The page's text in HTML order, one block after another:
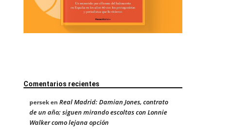
Comentarios recientes
perseken Real Madrid: Damian Jones, contrato
de un año; siguen mirando escoltas con Lonnie
Walker como lejana opción